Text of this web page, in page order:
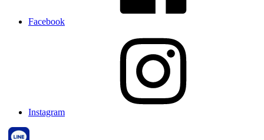
Facebook
Instagram